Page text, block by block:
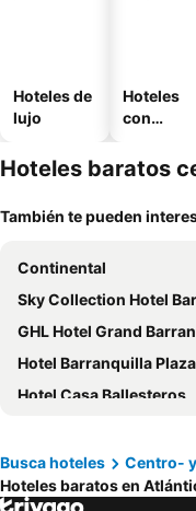
Hoteles de
lujo
Hoteles
con
Hoteles baratos
También te pueden
Continental
Sky Collection Hotel
GHL Hotel Grand
Hotel Barranquilla Plaza
Hotel Casa Ballesteros
Hotel Faranda Express Puerta Del Sol Barranquilla, A Member of
Hotel El Prado
Busca hoteles Centro-
Hoteles baratos en